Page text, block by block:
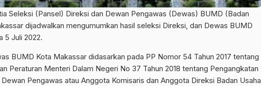
Seleksi (Pansel) Direksi dan Dewan Pengawas (Dewas) BUMD (Badan
dijadwalkan mengumumkan hasil seleksi Direksi, dan Dewas BUMD
5 Juli 2022.
BUMD Kota Makassar didasarkan pada PP Nomor 54 Tahun 2017 tentang
Peraturan Menteri Dalam Negeri No 37 Tahun 2018 tentang Pengangkatan
Pengawas atau Anggota Komisaris dan Anggota Direksi Badan Usaha